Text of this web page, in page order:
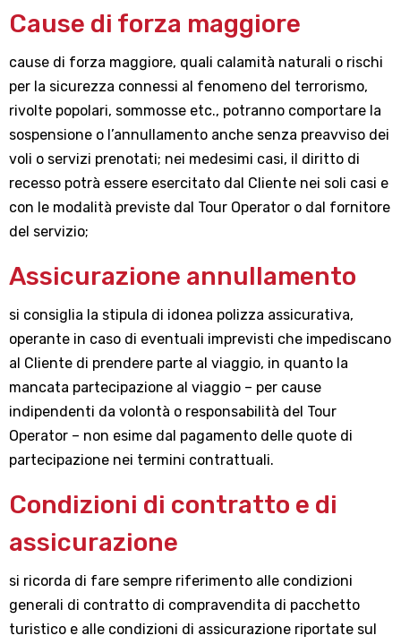
Cause di forza maggiore
cause di forza maggiore, quali calamità naturali o rischi
per la sicurezza connessi al fenomeno del terrorismo,
rivolte popolari, sommosse etc., potranno comportare la
sospensione o l’annullamento anche senza preavviso dei
voli o servizi prenotati; nei medesimi casi, il diritto di
recesso potrà essere esercitato dal Cliente nei soli casi e
con le modalità previste dal Tour Operator o dal fornitore
del servizio;
Assicurazione annullamento
si consiglia la stipula di idonea polizza assicurativa,
operante in caso di eventuali imprevisti che impediscano
al Cliente di prendere parte al viaggio, in quanto la
mancata partecipazione al viaggio – per cause
indipendenti da volontà o responsabilità del Tour
Operator – non esime dal pagamento delle quote di
partecipazione nei termini contrattuali.
Condizioni di contratto e di
assicurazione
si ricorda di fare sempre riferimento alle condizioni
generali di contratto di compravendita di pacchetto
turistico e alle condizioni di assicurazione riportate sul